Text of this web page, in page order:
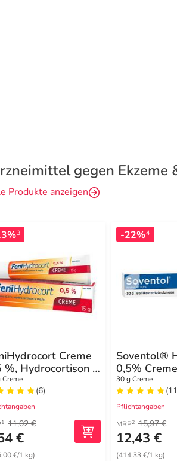
gegen Ekzeme
Produkte anzeigen
3
Creme
%, Hydrocortison 5
g, wirksam bei
Creme
(6)
1 11,02 €
€
€/1 kg)
-22%4
Soventol®
0,5%
akuten
30 g Creme
Pflichtangaben
MRP2 15,97 €
12,43 €
(414,33 €/1 kg)